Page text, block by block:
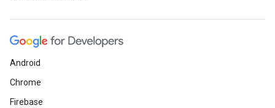
Android
Chrome
Firebase